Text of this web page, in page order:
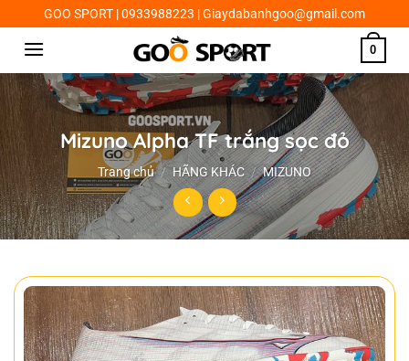
Chuyển
đến
dung
GOO SPORT | 0933988223 | Giaydabanhgoo@gmail.com
0
Mizuno Alpha TF trắng sọc đỏ
Trang chủ / HÃNG KHÁC / MIZUNO